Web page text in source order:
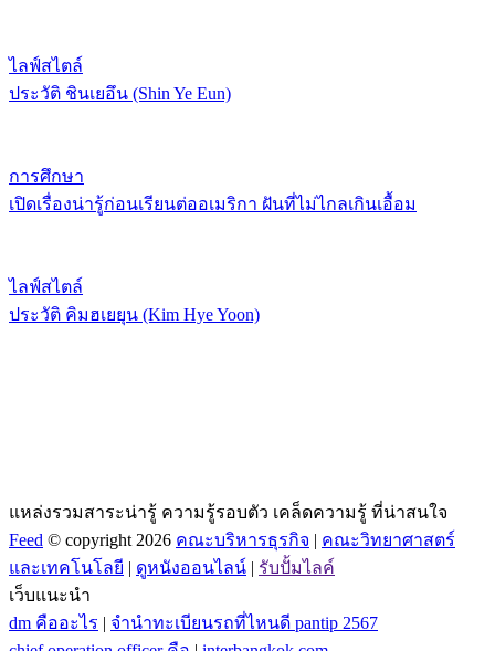
ไลฟ์สไตล์
ประวัติ ชินเยอึน (Shin Ye Eun)
การศึกษา
เปิดเรื่องน่ารู้ก่อนเรียนต่ออเมริกา ฝันที่ไม่ไกลเกินเอื้อม
ไลฟ์สไตล์
ประวัติ คิมฮเยยุน (Kim Hye Yoon)
แหล่งรวมสาระน่ารู้ ความรู้รอบตัว เคล็ดความรู้ ที่น่าสนใจ
Feed © copyright 2026 คณะบริหารธุรกิจ | คณะวิทยาศาสตร์
และเทคโนโลยี | ดูหนังออนไลน์ | รับปั้มไลค์
เว็บแนะนำ
dm คืออะไร | จํานําทะเบียนรถที่ไหนดี pantip 2567